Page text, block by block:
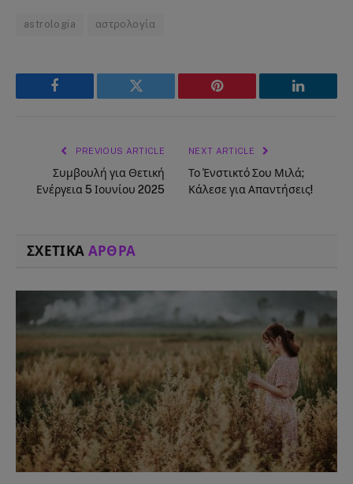
astrologia αστρολογία
Facebook Twitter Pinterest LinkedIn
PREVIOUS ARTICLE
Συμβουλή για Θετική
Ενέργεια 5 Ιουνίου 2025
NEXT ARTICLE
Το Ένστικτό Σου Μιλά;
Κάλεσε για Απαντήσεις!
ΣΧΕΤΙΚΑ ΑΡΘΡΑ